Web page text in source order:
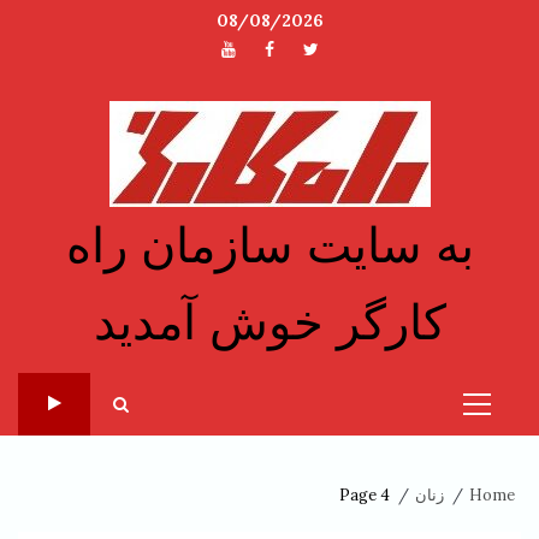
08/08/2026
توئیترفیسبوکیوتیوب
به سایت سازمان راه
کارگر خوش آمدید
Primary
Home زنان Page 4